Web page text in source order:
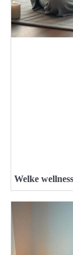
Welke